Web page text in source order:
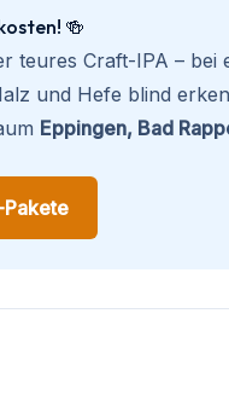
🍻
teures Craft-IPA – bei
und Hefe blind
Eppingen, Bad